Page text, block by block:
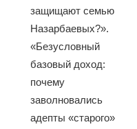
защищают семью
Назарбаевых?».
«Безусловный
базовый доход:
почему
заволновались
адепты «старого»